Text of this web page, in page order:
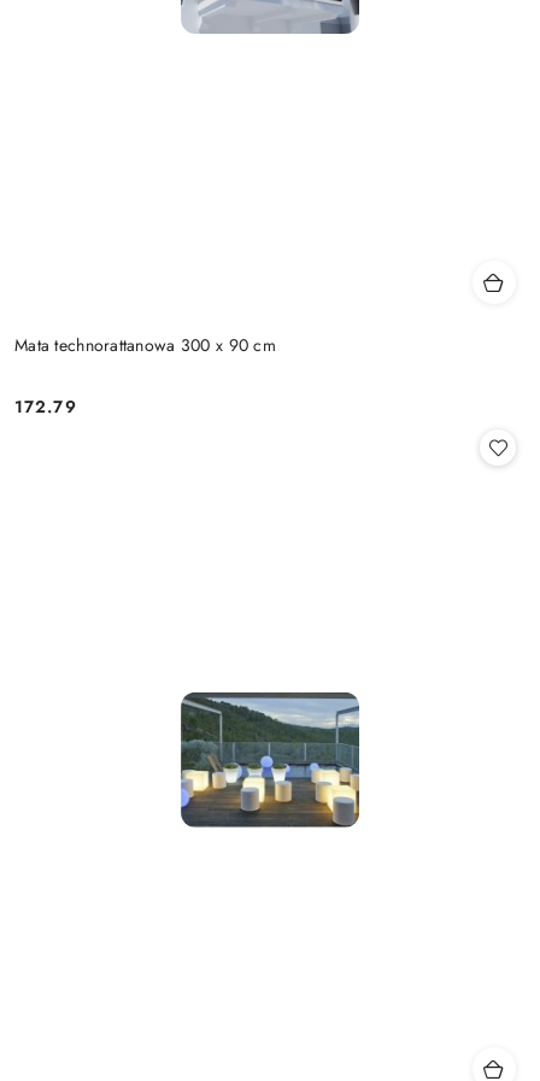
Mata technorattanowa 300 x 90 cm
Cena:
172.79